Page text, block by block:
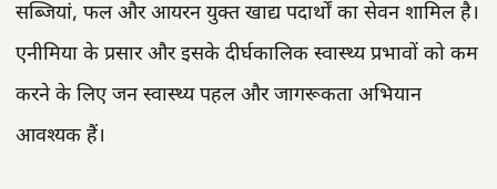
सब्जियां, फल और आयरन युक्त खाद्य पदार्थों का सेवन शामिल है।
एनीमिया के प्रसार और इसके दीर्घकालिक स्वास्थ्य प्रभावों को कम
करने के लिए जन स्वास्थ्य पहल और जागरूकता अभियान
आवश्यक हैं।